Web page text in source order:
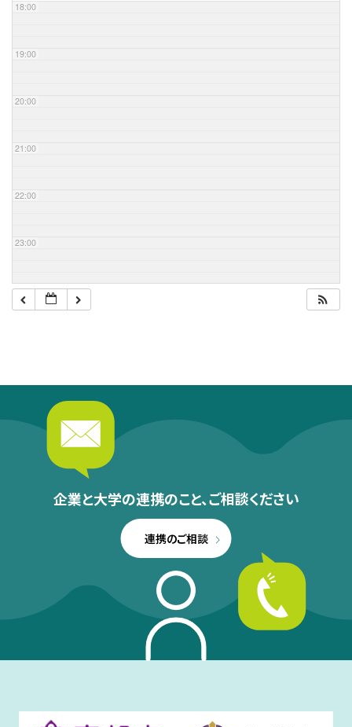
18:00
19:00
20:00
21:00
22:00
23:00
企業と大学の連携のこと、ご相談ください
連携のご相談